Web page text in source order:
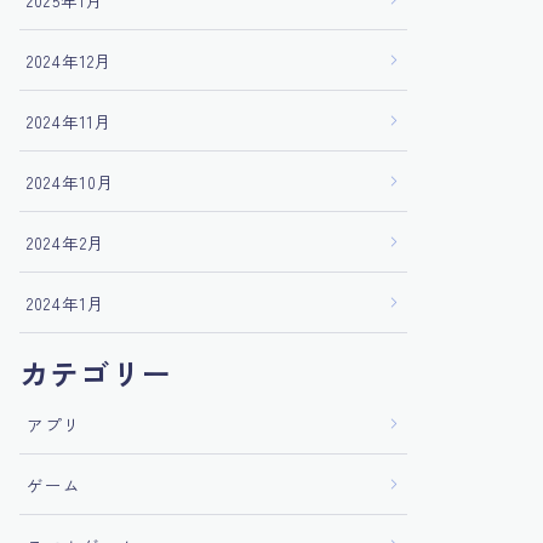
2024年12月
2024年11月
2024年10月
2024年2月
2024年1月
カテゴリー
アプリ
ゲーム